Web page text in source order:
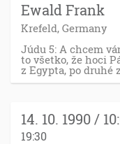
Ewald Frank
Krefeld, Germany
Júdu 5: A chcem
to všetko, že hoci
z Egypta, po
14. 10. 1990 /
19:30